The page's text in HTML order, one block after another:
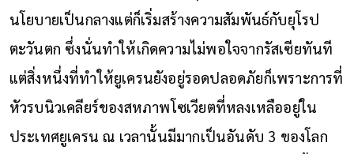
นโยบายเป็นกลางแต่ก็เริ่มสร้างความสัมพันธ์กับยุโรป
ตะวันตก ซึ่งนั่นทำให้เกิดความไม่พอใจจากรัสเซียทันที
แต่สิ่งหนึ่งที่ทำให้ยูเครนยังอยู่รอดปลอดภัยก็เพราะการที่
หัวรบนิวเคลียร์ของสหภาพโซเวียตที่หลงเหลืออยู่ใน
ประเทศยูเครน ณ เวลานั้นมีมากเป็นอันดับ 3 ของโลก